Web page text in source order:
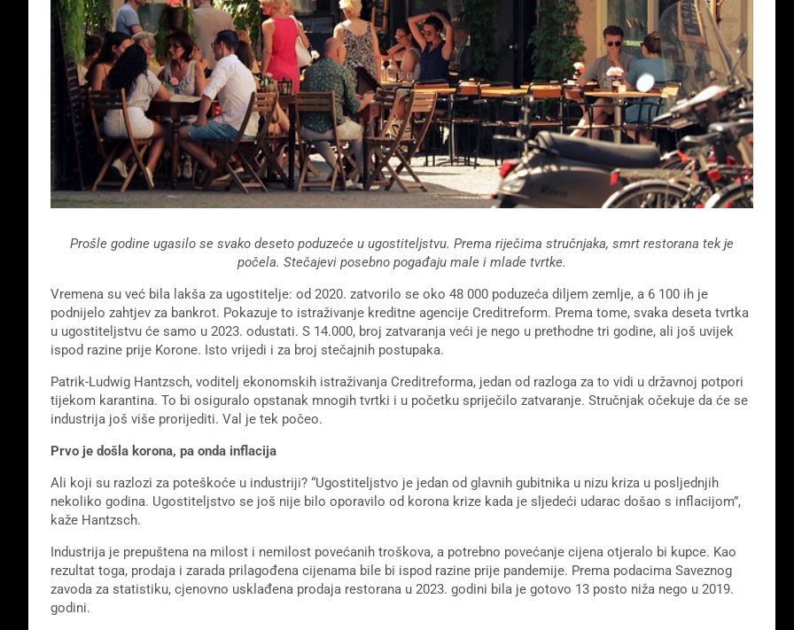
Prošle godine ugasilo se svako deseto poduzeće u ugostiteljstvu. Prema riječima stručnjaka, smrt restorana tek je
počela. Stečajevi posebno pogađaju male i mlade tvrtke.
Vremena su već bila lakša za ugostitelje: od 2020. zatvorilo se oko 48 000 poduzeća diljem zemlje, a 6 100 ih je
podnijelo zahtjev za bankrot. Pokazuje to istraživanje kreditne agencije Creditreform. Prema tome, svaka deseta tvrtka
u ugostiteljstvu će samo u 2023. odustati. S 14.000, broj zatvaranja veći je nego u prethodne tri godine, ali još uvijek
ispod razine prije Korone. Isto vrijedi i za broj stečajnih postupaka.
Patrik-Ludwig Hantzsch, voditelj ekonomskih istraživanja Creditreforma, jedan od razloga za to vidi u državnoj potpori
tijekom karantina. To bi osiguralo opstanak mnogih tvrtki i u početku spriječilo zatvaranje. Stručnjak očekuje da će se
industrija još više prorijediti. Val je tek počeo.
Prvo je došla korona, pa onda inflacija
Ali koji su razlozi za poteškoće u industriji? “Ugostiteljstvo je jedan od glavnih gubitnika u nizu kriza u posljednjih
nekoliko godina. Ugostiteljstvo se još nije bilo oporavilo od korona krize kada je sljedeći udarac došao s inflacijom”,
kaže Hantzsch.
Industrija je prepuštena na milost i nemilost povećanih troškova, a potrebno povećanje cijena otjeralo bi kupce. Kao
rezultat toga, prodaja i zarada prilagođena cijenama bile bi ispod razine prije pandemije. Prema podacima Saveznog
zavoda za statistiku, cjenovno usklađena prodaja restorana u 2023. godini bila je gotovo 13 posto niža nego u 2019.
godini.